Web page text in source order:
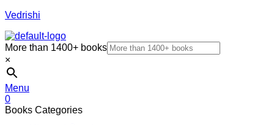
Vedrishi
More than 1400+ books
×
Menu
0
Books Categories